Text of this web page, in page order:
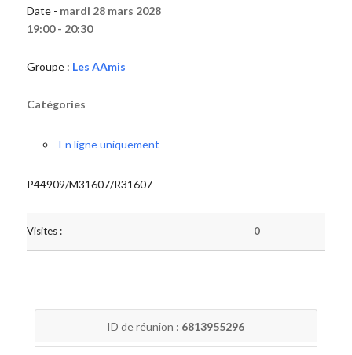
Date - mardi 28 mars 2028
19:00 - 20:30
Groupe : Les AAmis
Catégories
En ligne uniquement
P44909/M31607/R31607
Visites : 0
ID de réunion : 6813955296